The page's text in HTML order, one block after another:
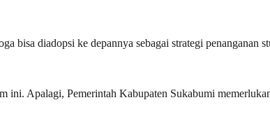
bisa diadopsi ke depannya sebagai strategi penanganan
ini. Apalagi, Pemerintah Kabupaten Sukabumi